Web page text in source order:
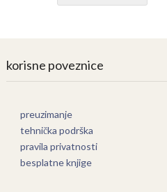
korisne poveznice
preuzimanje
tehnička podrška
pravila privatnosti
besplatne knjige